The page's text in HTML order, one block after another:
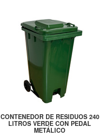
CONTENEDOR DE RESIDUOS 240
LITROS VERDE CON PEDAL
METÁLICO